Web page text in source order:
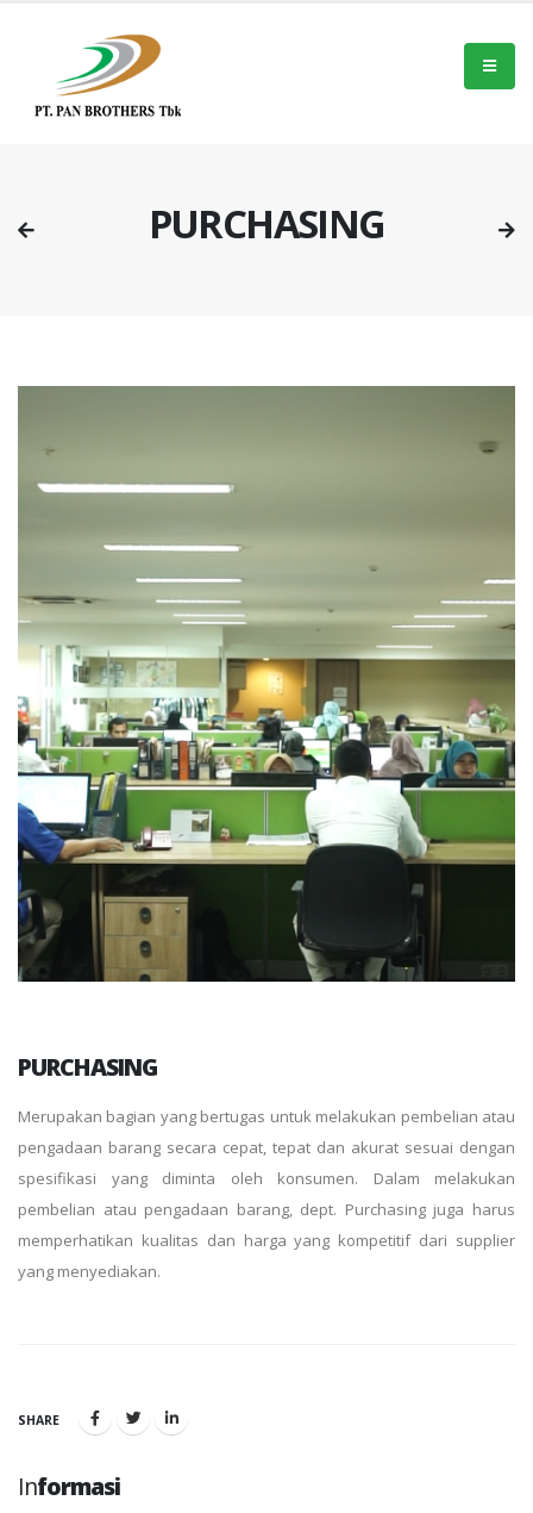
PURCHASING
PURCHASING
Merupakan bagian yang bertugas untuk melakukan pembelian atau
pengadaan barang secara cepat, tepat dan akurat sesuai dengan
spesifikasi yang diminta oleh konsumen. Dalam melakukan
pembelian atau pengadaan barang, dept. Purchasing juga harus
memperhatikan kualitas dan harga yang kompetitif dari supplier
yang menyediakan.
SHARE
Informasi